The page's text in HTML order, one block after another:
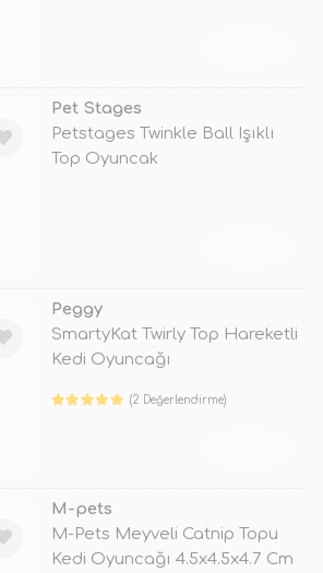
Pet Stages
Petstages Twinkle Ball Işıklı
Top Oyuncak
Peggy
SmartyKat Twirly Top Hareketli
Kedi Oyuncağı
(2 Değerlendirme)
M-pets
M-Pets Meyveli Catnip Topu
Kedi Oyuncağı 4.5x4.5x4.7 Cm